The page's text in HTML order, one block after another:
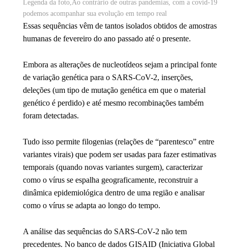
Legenda da foto, Ao contrário de outras pandemias, com a covid-19
podemos acompanhar sua evolução em tempo real
Essas sequências vêm de tantos isolados obtidos de amostras
humanas de fevereiro do ano passado até o presente.
Embora as alterações de nucleotídeos sejam a principal fonte
de variação genética para o SARS-CoV-2, inserções,
deleções (um tipo de mutação genética em que o material
genético é perdido) e até mesmo recombinações também
foram detectadas.
Tudo isso permite filogenias (relações de “parentesco” entre
variantes virais) que podem ser usadas para fazer estimativas
temporais (quando novas variantes surgem), caracterizar
como o vírus se espalha geograficamente, reconstruir a
dinâmica epidemiológica dentro de uma região e analisar
como o vírus se adapta ao longo do tempo.
A análise das sequências do SARS-CoV-2 não tem
precedentes. No banco de dados GISAID (Iniciativa Global